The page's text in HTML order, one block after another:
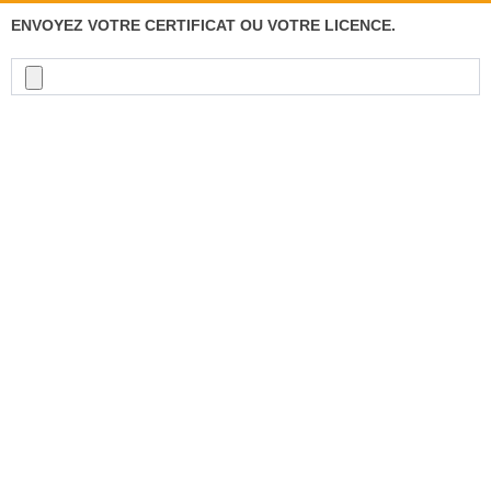
ENVOYEZ VOTRE CERTIFICAT OU VOTRE LICENCE.